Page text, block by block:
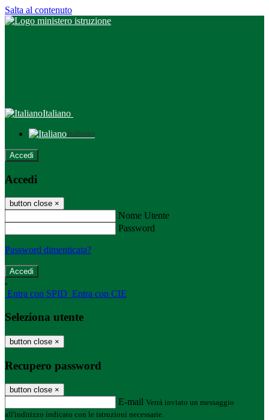
Salta al contenuto
Italiano
Italiano
Accedi
Accedi
button close ×
Nome Utente
Password
Password dimenticata?
-
Entra con SPID Entra con CIE
Seleziona utente
button close ×
Recupero password
button close ×
E-mail Verrà inviato un messaggio
all'indirizzo indicato con le istruzioni necessarie.